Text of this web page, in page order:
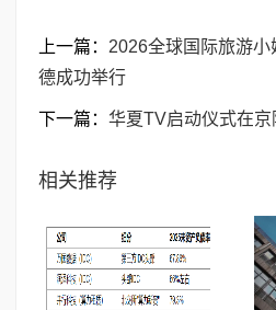
上一篇： 2026全球国际旅游
德成功举行
下一篇： 华夏TV启动仪式在
相关推荐